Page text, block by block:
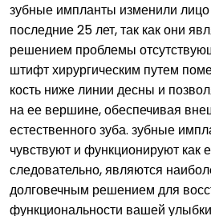
зубные импланты изменили лицо
последние 25 лет, так как они
решением проблемы
штифт хирургическим путем
кость ниже линии десны и
на ее вершине, обеспечивая
естественного зуба. зубные
чувствуют и функционируют как
следовательно, являются
долговечным решением для
функциональности вашей